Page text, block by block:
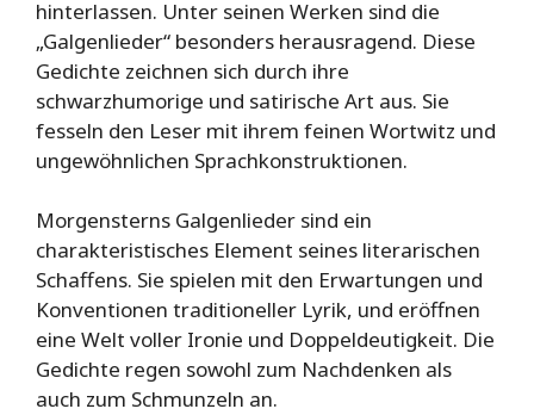
hinterlassen. Unter seinen Werken sind die
„Galgenlieder“ besonders herausragend. Diese
Gedichte zeichnen sich durch ihre
schwarzhumorige und satirische Art aus. Sie
fesseln den Leser mit ihrem feinen Wortwitz und
ungewöhnlichen Sprachkonstruktionen.
Morgensterns Galgenlieder sind ein
charakteristisches Element seines literarischen
Schaffens. Sie spielen mit den Erwartungen und
Konventionen traditioneller Lyrik, und eröffnen
eine Welt voller Ironie und Doppeldeutigkeit. Die
Gedichte regen sowohl zum Nachdenken als
auch zum Schmunzeln an.